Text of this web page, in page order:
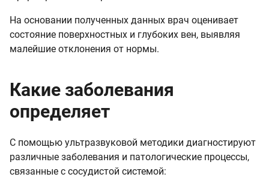
На основании полученных данных врач оценивает
состояние поверхностных и глубоких вен, выявляя
малейшие отклонения от нормы.
Какие заболевания
определяет
С помощью ультразвуковой методики диагностируют
различные заболевания и патологические процессы,
связанные с сосудистой системой: